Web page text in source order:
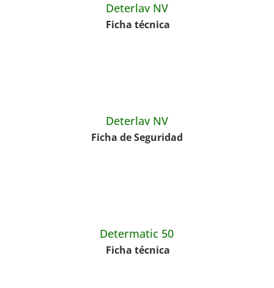
Deterlav NV
Ficha técnica
Deterlav NV
Ficha de Seguridad
Determatic 50
Ficha técnica